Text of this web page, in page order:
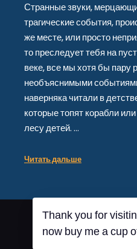
Странные звуки,
трагические события,
же месте, или просто
то преследует тебя на
веке, все мы хотя бы пару
необъяснимыми
наверняка читали в
которые топят корабли
лесу детей. …
Читать дальше
От
Thank you for
now buy me a cup